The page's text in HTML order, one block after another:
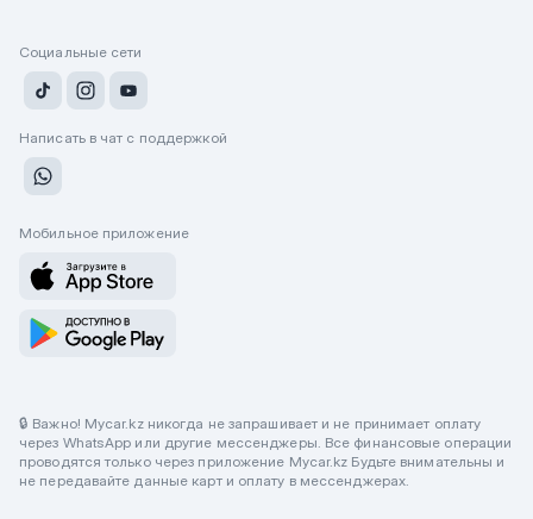
Социальные сети
Написать в чат с поддержкой
Мобильное приложение
🔒 Важно! Mycar.kz никогда не запрашивает и не принимает оплату
через WhatsApp или другие мессенджеры. Все финансовые операции
проводятся только через приложение Mycar.kz Будьте внимательны и
не передавайте данные карт и оплату в мессенджерах.